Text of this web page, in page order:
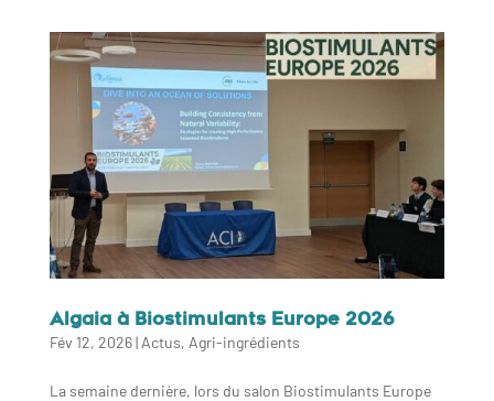
Algaia à Biostimulants Europe 2026
Fév 12, 2026| Actus, Agri-ingrédients
La semaine dernière, lors du salon Biostimulants Europe